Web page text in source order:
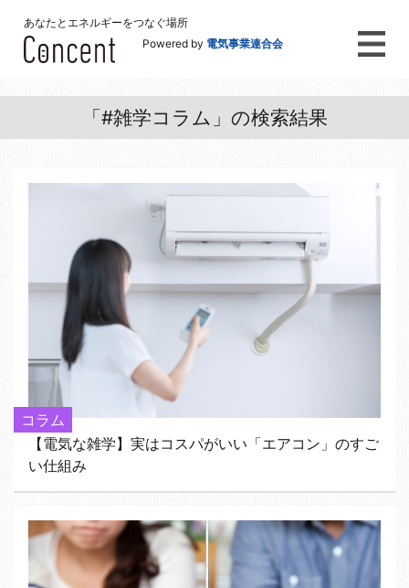
あなたとエネルギーをつなぐ場所
Powered by 電気事業連合会
「#雑学コラム」の検索結果
コラム
【電気な雑学】実はコスパがいい「エアコン」のすご
い仕組み